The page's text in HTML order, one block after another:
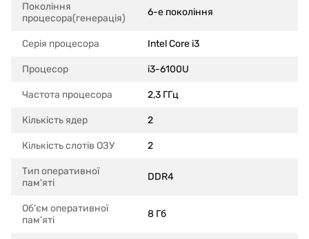
Покоління
процесора(генерація)
6-е покоління
Серія процесора Intel Core i3
Процесор i3-6100U
Частота процесора 2,3 ГГц
Кількість ядер 2
Кількість слотів ОЗУ 2
Тип оперативної
пам'яті
DDR4
Об'єм оперативної
пам'яті
8 Гб